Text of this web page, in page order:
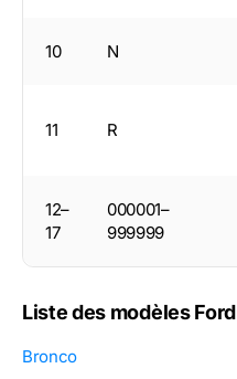
10 N
11 R
12–
17
000001–
999999
Liste des modèles Ford
Bronco